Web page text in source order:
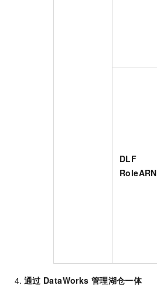
DLF
RoleARN
通过 DataWorks 管理湖仓一体